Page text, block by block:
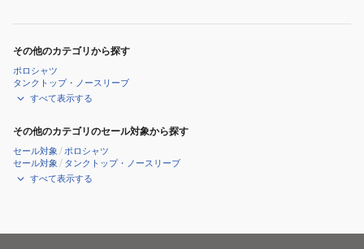
その他のカテゴリから探す
ポロシャツ
タンクトップ・ノースリーブ
すべて表示する
その他のカテゴリのセール対象から探す
セール対象 /ポロシャツ
セール対象 / タンクトップ・ノースリーブ
すべて表示する